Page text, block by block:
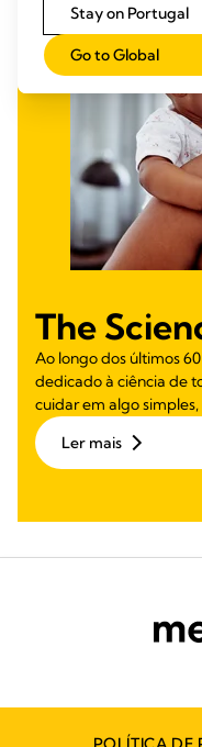
The
Ao longo dos últimos
dedicado à ciência de
cuidar em algo
Ler mais
Stay on Portugal
Go to Global